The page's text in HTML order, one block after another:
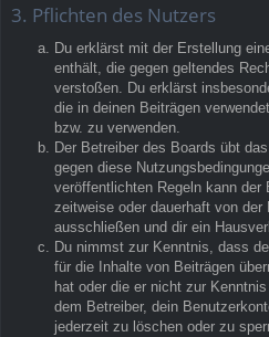
3. Pflichten des Nutzers
Du erklärst mit der Erstellung
enthält, die gegen geltendes
verstoßen. Du erklärst
die in deinen Beiträgen
bzw. zu verwenden.
Der Betreiber des Boards übt
gegen diese
veröffentlichten Regeln kann der
zeitweise oder dauerhaft von der
ausschließen und dir ein
Du nimmst zur Kenntnis, dass
für die Inhalte von Beiträgen
hat oder die er nicht zur
dem Betreiber, dein
jederzeit zu löschen oder zu